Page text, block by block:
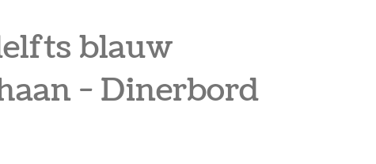
blauw
- Dinerbord